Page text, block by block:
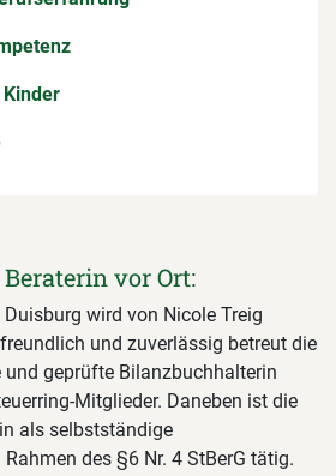
vor Ort:
wird von Nicole Treig
und zuverlässig betreut die
geprüfte Bilanzbuchhalterin
Mitglieder. Daneben ist die
als selbstständige
des §6 Nr. 4 StBerG tätig.